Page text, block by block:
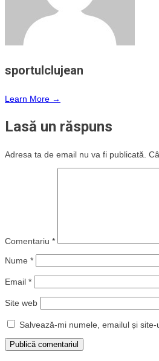
sportulclujean
Learn More →
Lasă un răspuns
Adresa ta de email nu va fi publicată.
Comentariu *
Nume *
Email *
Site web
Salvează-mi numele, emailul și